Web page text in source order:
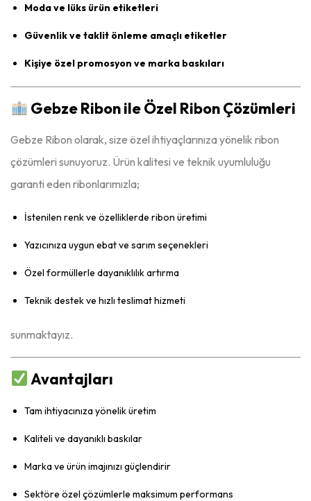
Moda ve lüks ürün etiketleri
Güvenlik ve taklit önleme amaçlı etiketler
Kişiye özel promosyon ve marka baskıları
Gebze Ribon ile Özel Ribon Çözümleri
Gebze Ribon olarak, size özel ihtiyaçlarınıza yönelik ribon
çözümleri sunuyoruz. Ürün kalitesi ve teknik uyumluluğu
garanti eden ribonlarımızla;
İstenilen renk ve özelliklerde ribon üretimi
Yazıcınıza uygun ebat ve sarım seçenekleri
Özel formüllerle dayanıklılık artırma
Teknik destek ve hızlı teslimat hizmeti
sunmaktayız.
Avantajları
Tam ihtiyacınıza yönelik üretim
Kaliteli ve dayanıklı baskılar
Marka ve ürün imajınızı güçlendirir
Sektöre özel çözümlerle maksimum performans